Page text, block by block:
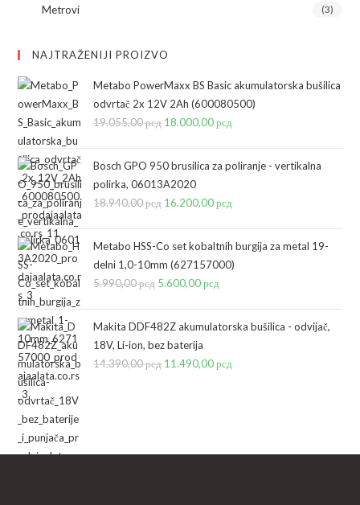
Metrovi (3)
NAJTRAŽENIJI PROIZVO
Metabo PowerMaxx BS Basic akumulatorska bušilica
odvrtač 2x 12V 2Ah (600080500)
19.055,00рсд Originalna
je
bila:
19.055,00 рсд.
18.000,00рсд
je:
Bosch GPO 950 brusilica za poliranje - vertikalna
polirka, 06013A2020
18.940,00рсд Originalna
je
bila:
18.940,00 рсд.
16.200,00рсд
je:
16.200,00 рсд.
Metabo HSS-Co set kobaltnih burgija za metal 19-
delni 1,0-10mm (627157000)
5.990,00рсд Originalna
je
bila:
5.990,00 рсд.
5.600,00рсд
je:
Makita DDF482Z akumulatorska bušilica - odvijač,
18V, Li-ion, bez baterija
14.390,00рсд Originalna
11.490,00рсд